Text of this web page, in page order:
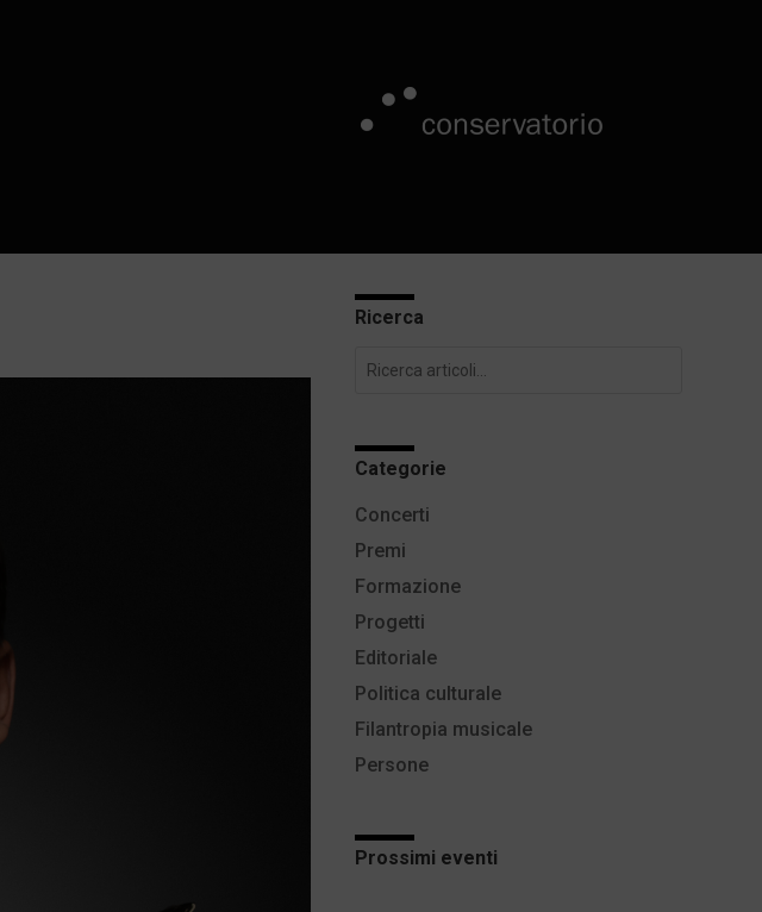
Ricerca
Categorie
Editoriale
Persone
Progetti
Premi
Politica culturale
Filantropia musicale
Formazione
Concerti
Prossimi eventi